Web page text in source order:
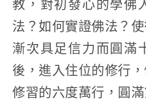
教，對初發心的學佛
法？如何實證佛法？
漸次具足信力而圓滿
後，進入住位的修行
修習的六度萬行，圓